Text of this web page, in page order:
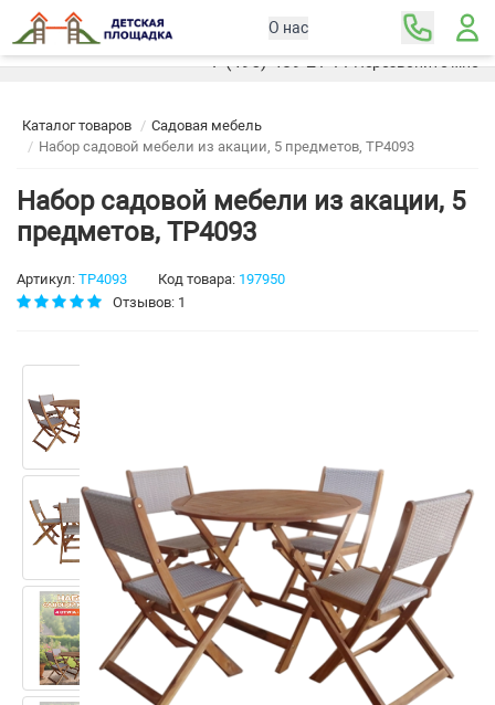
О нас
Москва
+7 (495) 489-21-11Перезвоните мне
Каталог товаров
Садовая мебель
Набор садовой мебели из акации, 5 предметов, TP4093
Набор садовой мебели из акации, 5
предметов, TP4093
Артикул: TP4093 Код товара: 197950
Отзывов: 1